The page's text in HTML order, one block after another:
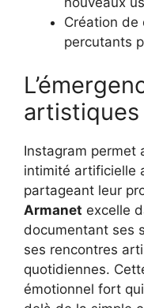
Création de
percutants
Instagram permet
intimité artificielle
partageant leur
Armanet excelle
documentant ses
ses rencontres
quotidiennes.
émotionnel fort